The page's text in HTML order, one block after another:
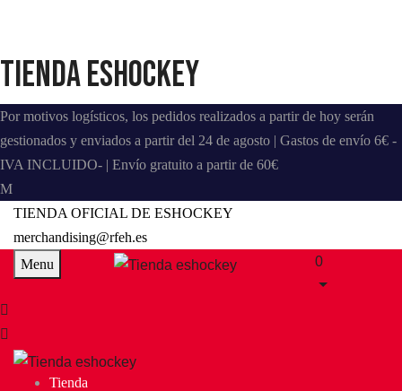
Tienda eshockey
Por motivos logísticos, los pedidos realizados a partir de hoy serán
gestionados y enviados a partir del 24 de agosto | Gastos de envío 6€ -
IVA INCLUIDO- | Envío gratuito a partir de 60€
TIENDA OFICIAL DE ESHOCKEY
merchandising@rfeh.es
Menu
0
Tienda